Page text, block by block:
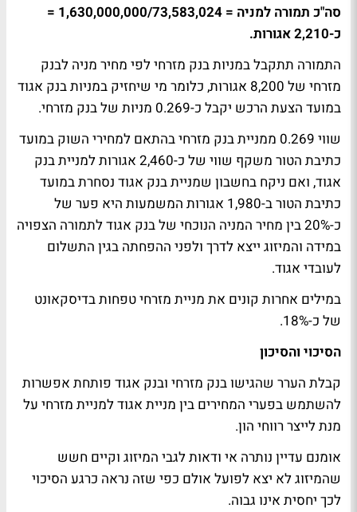
סה"כ תמורה למניה = 1,630,000,000/73,583,024 =
כ-2,210 אגורות.
התמורה תתקבל במניות בנק מזרחי לפי מחיר מניה לבנק
מזרחי של 8,200 אגורות, כלומר מי שיחזיק במניות בנק אגוד
במועד הצעת הרכש יקבל כ-0.269 מניות של בנק מזרחי.
שווי 0.269 ממניית בנק מזרחי בהתאם למחירי השוק במועד
כתיבת הטור משקף שווי של כ-2,460 אגורות למניית בנק
אגוד, ואם ניקח בחשבון שמניית בנק אגוד נסחרת במועד
כתיבת הטור ב-1,980 אגורות המשמעות היא פער של
כ-20% בין מחיר המניה הנוכחי של בנק אגוד לתמורה הצפויה
במידה והמיזוג ייצא לדרך ולפני ההפחתה בגין התשלום
לעובדי אגוד.
במילים אחרות קונים את מניית מזרחי טפחות בדיסקאונט
של כ-18%.
הסיכוי והסיכון
קבלת הערר שהגישו בנק מזרחי ובנק אגוד פותחת אפשרות
להשתמש בפערי המחירים בין מניית אגוד למניית מזרחי על
מנת לייצר רווחי הון.
אומנם עדיין נותרה אי ודאות לגבי המיזוג וקיים חשש
שהמיזוג לא יצא לפועל אולם כפי שזה נראה כרגע הסיכוי
לכך יחסית אינו גבוה.